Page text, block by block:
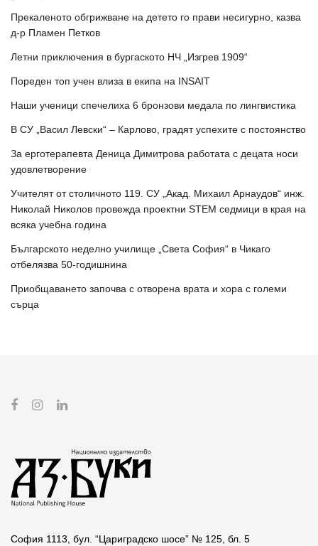
Прекаленото обгрижване на детето го прави несигурно, казва
д-р Пламен Петков
Летни приключения в бургаското НЧ „Изгрев 1909“
Пореден топ учен влиза в екипа на INSAIT
Наши ученици спечелиха 6 бронзови медала по лингвистика
В СУ „Васил Левски“ – Карлово, градят успехите с постоянство
За ерготерапевта Деница Димитрова работата с децата носи
удовлетворение
Учителят от столичното 119. СУ „Акад. Михаил Арнаудов“ инж.
Николай Николов провежда проектни STEM седмици в края на
всяка учебна година
Българското неделно училище „Света София“ в Чикаго
отбелязва 50-годишнина
Приобщаването започва с отворена врата и хора с големи
сърца
София 1113, бул. “Цариградско шосе” № 125, бл. 5